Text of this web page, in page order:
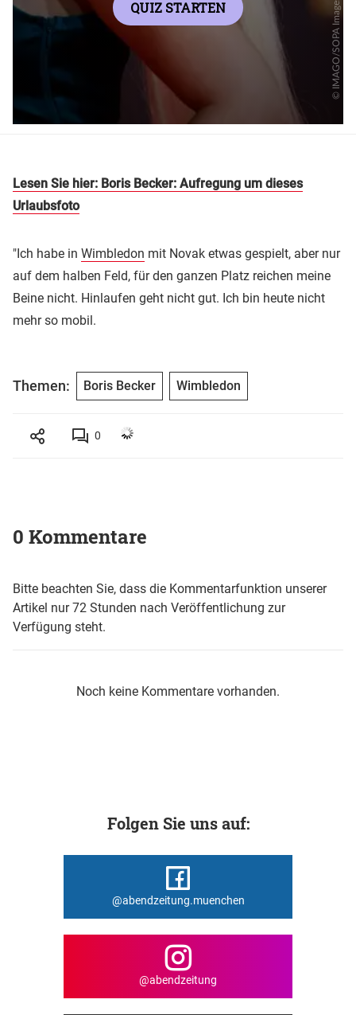
Lesen Sie hier: Boris Becker: Aufregung um dieses
Urlaubsfoto
"Ich habe in Wimbledon mit Novak etwas gespielt, aber nur
auf dem halben Feld, für den ganzen Platz reichen meine
Beine nicht. Hinlaufen geht nicht gut. Ich bin heute nicht
mehr so mobil.
Themen: Boris Becker Wimbledon
0
0 Kommentare
Bitte beachten Sie, dass die Kommentarfunktion unserer
Artikel nur 72 Stunden nach Veröffentlichung zur
Verfügung steht.
Noch keine Kommentare vorhanden.
Folgen Sie uns auf:
@abendzeitung.muenchen
@abendzeitung